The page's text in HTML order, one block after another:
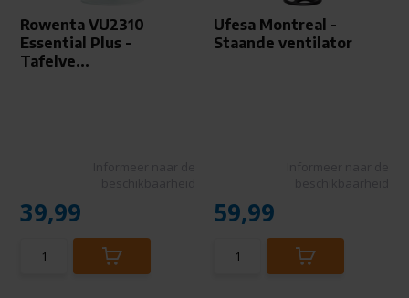
Rowenta VU2310
Essential Plus -
Tafelve...
39,99
Ufesa Montreal -
Staande ventilator
59,99